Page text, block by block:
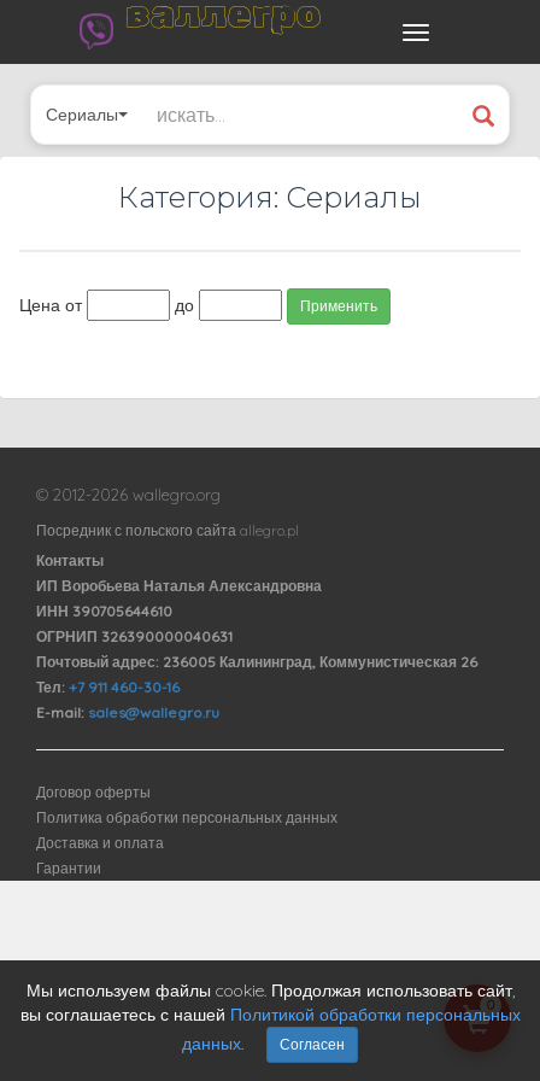
валлегро
Сериалы
Категория: Сериалы
Цена от до Применить
© 2012-2026 wallegro.org
Посредник с польского сайта allegro.pl
Контакты
ИП Воробьева Наталья Александровна
ИНН 390705644610
ОГРНИП 326390000040631
Почтовый адрес: 236005 Калининград, Коммунистическая 26
Тел: +7 911 460-30-16
E-mail: sales@wallegro.ru
Договор оферты
Политика обработки персональных данных
Доставка и оплата
Гарантии
0
Мы используем файлы cookie. Продолжая использовать сайт,
вы соглашаетесь с нашей Политикой обработки персональных
данных
Согласен